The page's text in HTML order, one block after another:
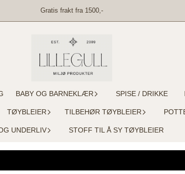
Gratis frakt fra 1500,-
BABY OG BARNEKLÆR SPISE / DRIKKE
TØYBLEIER TILBEHØR TØYBLEIER
UNDERLIV STOFF TIL Å SY TØYBLEIER